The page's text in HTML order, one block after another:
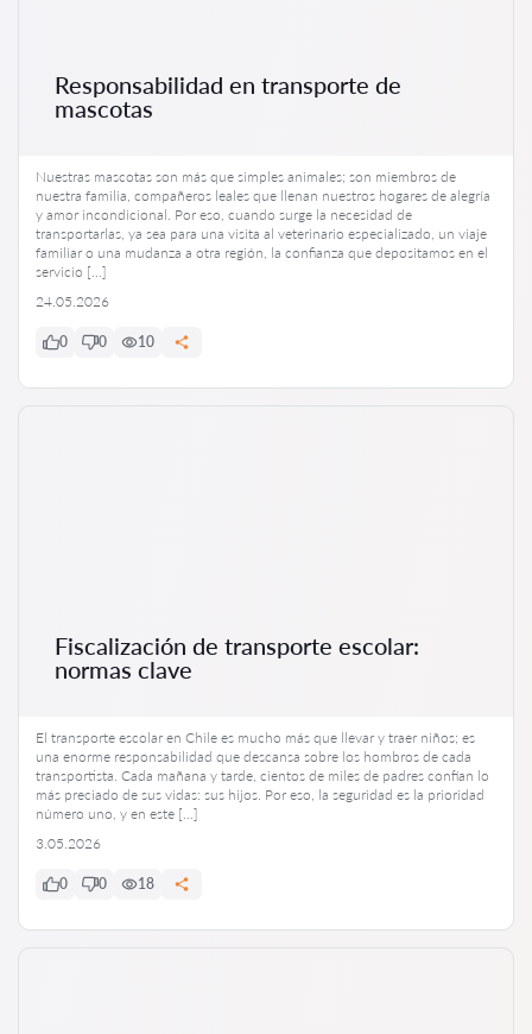
Responsabilidad en transporte de
mascotas
Nuestras mascotas son más que simples animales; son miembros de
nuestra familia, compañeros leales que llenan nuestros hogares de alegría
y amor incondicional. Por eso, cuando surge la necesidad de
transportarlas, ya sea para una visita al veterinario especializado, un viaje
familiar o una mudanza a otra región, la confianza que depositamos en el
servicio […]
24.05.2026
0 0 10
Fiscalización de transporte escolar:
normas clave
El transporte escolar en Chile es mucho más que llevar y traer niños; es
una enorme responsabilidad que descansa sobre los hombros de cada
transportista. Cada mañana y tarde, cientos de miles de padres confían lo
más preciado de sus vidas: sus hijos. Por eso, la seguridad es la prioridad
número uno, y en este […]
3.05.2026
0 0 18